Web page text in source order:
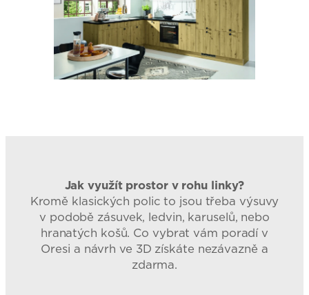
Jak využít prostor v rohu linky?
Kromě klasických polic to jsou třeba výsuvy
v podobě zásuvek, ledvin, karuselů, nebo
hranatých košů. Co vybrat vám poradí v
Oresi a návrh ve 3D získáte nezávazně a
zdarma.